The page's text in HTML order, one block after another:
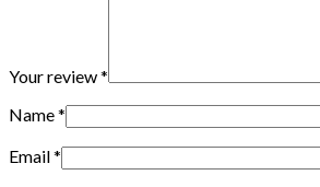
Your review*
Name*
Email*